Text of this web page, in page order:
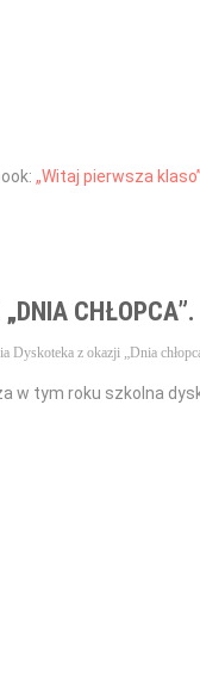
„Witaj pierwsza klaso”
CHŁOPCA”.
Dyskoteka z okazji „Dnia
w tym roku szkolna